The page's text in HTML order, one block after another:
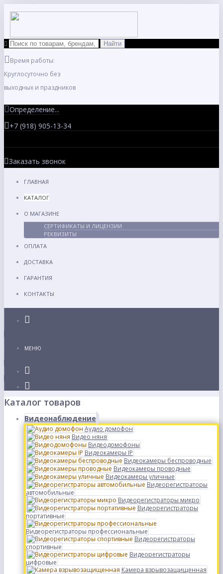
Время работы:
Круглосуточно без
выходных и праздников
Определение...
+7 (918) 905-13-34
Заказать звонок
ГЛАВНАЯ
КАТАЛОГ
О МАГАЗИНЕ
СЕРТИФИКАТЫ И ЛИЦЕНЗИИ
РЕКВИЗИТЫ
ОПЛАТА
ДОСТАВКА
ГАРАНТИЯ
КОНТАКТЫ
МЕНЮ
Каталог товаров
Видеонаблюдение
Аудио домофон
Видео няня
Видеодомофоны
Видеокамеры IP
Видеокамеры беспроводные
Видеокамеры проводные
Видеокамеры уличные
Видеорегистраторы
автомобильные
Видеорегистраторы микро
Видеорегистраторы
портативные
Видеорегистраторы профессиональные
Видеорегистраторы
спортивные
Видеорегистраторы
цифровые
Камера взрывозащищенная